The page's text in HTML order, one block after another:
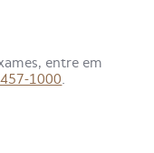
entre em
1000